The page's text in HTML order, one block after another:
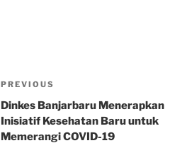
Post
navigation
Previous
Post
PREVIOUS
Dinkes Banjarbaru Menerapkan
Inisiatif Kesehatan Baru untuk
Memerangi COVID-19